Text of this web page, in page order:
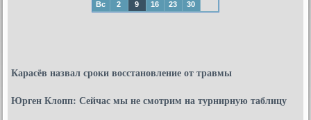
Вс
2 9 16 23 30
Карасёв назвал сроки восстановление от травмы
Юрген Клопп: Сейчас мы не смотрим на турнирную таблицу